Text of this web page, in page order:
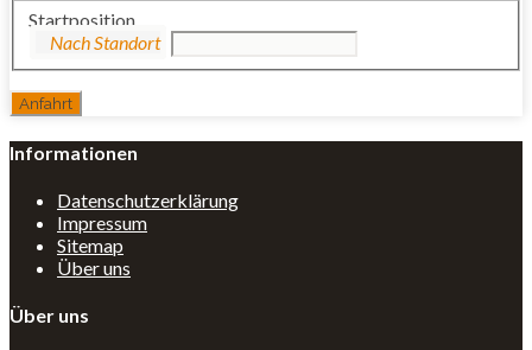
Startposition
Informationen
Datenschutzerklärung
Impressum
Sitemap
Über uns
Über uns